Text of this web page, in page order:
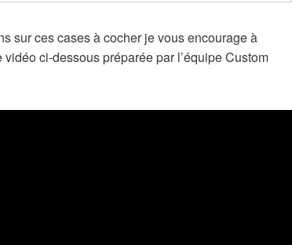
sur ces cases à cocher je vous encourage à
ci-dessous préparée par l’équipe Custom